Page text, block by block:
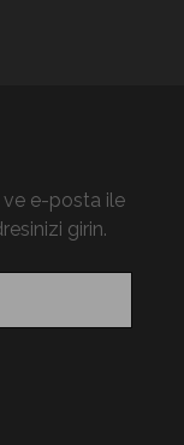
e-posta ile
girin.